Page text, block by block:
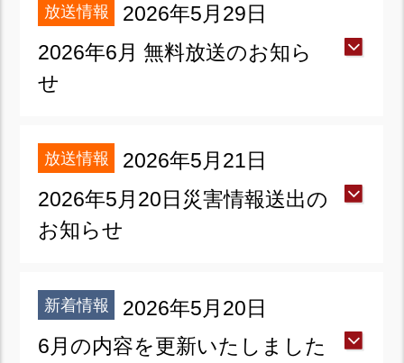
放送情報
2026年5月29日
2026年6月 無料放送のお知ら
せ
放送情報
2026年5月21日
2026年5月20日災害情報送出の
お知らせ
新着情報
2026年5月20日
6月の内容を更新いたしました